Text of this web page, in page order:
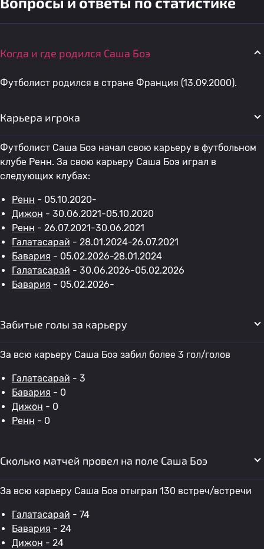
Когда и где родился Саша Боэ
Футболист родился в стране Франция (13.09.2000).
Карьера игрока
Футболист Саша Боэ начал свою карьеру в футбольном
клубе Ренн. За свою карьеру Саша Боэ играл в
следующих клубах:
Ренн - 05.10.2020-
Дижон - 30.06.2021-05.10.2020
Ренн - 26.07.2021-30.06.2021
Галатасарай - 28.01.2024-26.07.2021
Бавария - 05.02.2026-28.01.2024
Галатасарай - 30.06.2026-05.02.2026
Бавария - 05.02.2026-
Забитые голы за карьеру
За всю карьеру Саша Боэ забил более 3 гол/голов
Галатасарай - 3
Бавария - 0
Дижон - 0
Ренн - 0
Сколько матчей провел на поле Саша Боэ
За всю карьеру Саша Боэ отыграл 130 встреч/встречи
Галатасарай - 74
Бавария - 24
Дижон - 24